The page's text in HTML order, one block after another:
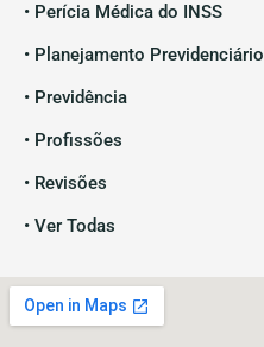
• Perícia Médica do INSS
• Planejamento Previdenciário
• Previdência
• Profissões
• Revisões
• Ver Todas